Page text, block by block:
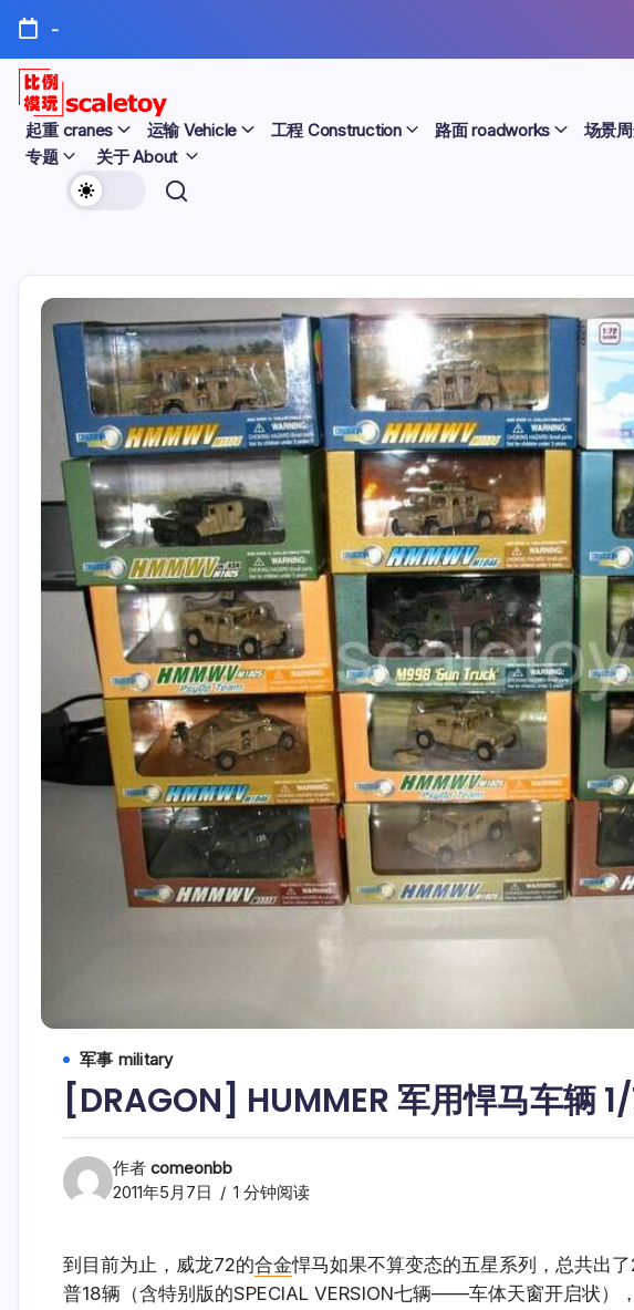
正
-
比
例
玩
起重 cranes 运输 Vehicle 工程 Construction 路面 roadworks 场景
专题
关于 About
比
例
模
型
玩
天
地！
军事 military
[DRAGON] HUMMER 军用悍马车辆
作者 comeonbb
2011年5月7日
1 分钟阅读
到目前为止，威龙72的合金悍马如果不算变态的五星系列，总共出
普18辆（含特别版的SPECIAL VERSION七辆——车体天窗开启状）